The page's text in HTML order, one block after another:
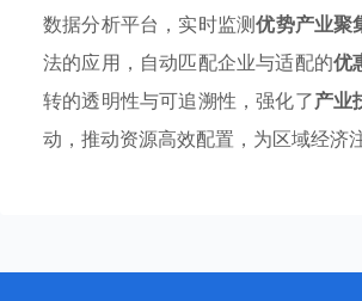
数据分析平台，实时监测优势产业聚
法的应用，自动匹配企业与适配的优
转的透明性与可追溯性，强化了产业
动，推动资源高效配置，为区域经济